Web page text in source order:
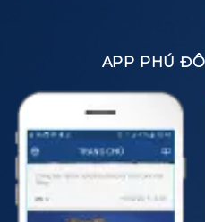
APP PHÚ